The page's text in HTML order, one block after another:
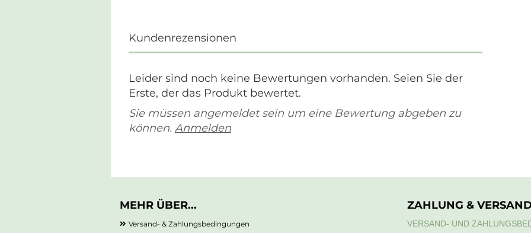
Kundenrezensionen
Leider sind noch keine Bewertungen vorhanden. Seien Sie der
Erste, der das Produkt bewertet.
Sie müssen angemeldet sein um eine Bewertung abgeben zu
können. Anmelden
MEHR ÜBER...
Versand- & Zahlungsbedingungen
ZAHLUNG &
VERSAND- UND